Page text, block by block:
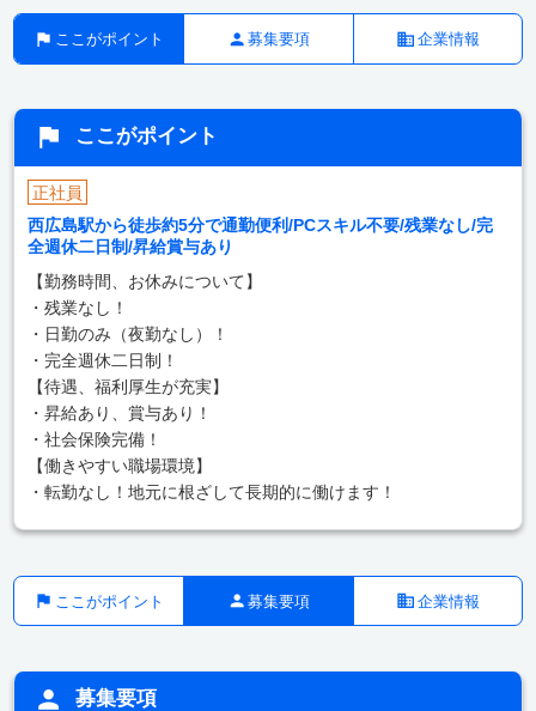
ここがポイント 募集要項 企業情報
ここがポイント
正社員
西広島駅から徒歩約5分で通勤便利/PCスキル不要/残業なし/完
全週休二日制/昇給賞与あり
【勤務時間、お休みについて】
・残業なし！
・日勤のみ（夜勤なし）！
・完全週休二日制！
【待遇、福利厚生が充実】
・昇給あり、賞与あり！
・社会保険完備！
【働きやすい職場環境】
・転勤なし！地元に根ざして長期的に働けます！
ここがポイント 募集要項 企業情報
募集要項